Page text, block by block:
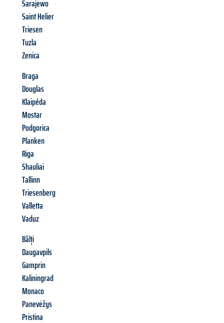
Sarajewo
Saint Helier
Triesen
Tuzla
Zenica
Braga
Douglas
Klaipéda
Mostar
Podgorica
Planken
Riga
Shauliai
Tallinn
Triesenberg
Valletta
Vaduz
Bălți
Daugavpils
Gamprin
Kaliningrad
Monaco
Panevėžys
Pristina